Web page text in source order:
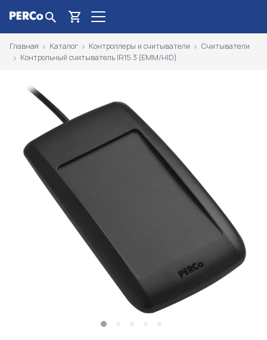
Главная Каталог Контроллеры и считыватели
Считыватели
Контрольный считыватель IR15.3 (EMM/HID)